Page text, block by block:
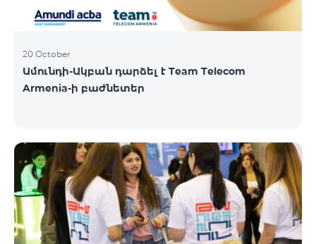
20 October
Ամունդի-Ակբան դարձել է Team Telecom
Armenia-ի բաժնետեր